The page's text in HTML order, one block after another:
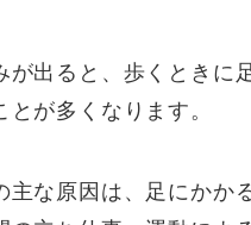
が出ると、歩くときに
が多くなります。
主な原因は、足にかか